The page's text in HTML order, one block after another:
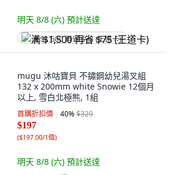
明天 8/8 (六) 預計送達
满 $1,500 再省 $75 (王道卡)
mugu 沐咕寶貝 不鏽鋼幼兒湯叉組
132 x 200mm white Snowie 12個月
以上, 雪白北極熊, 1組
首購折扣價 40%$329
$197
($197.00/1個)
明天 8/8 (六) 預計送達